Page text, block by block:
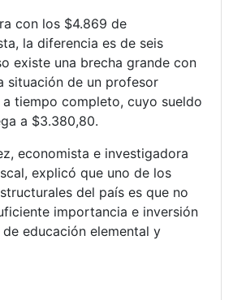
con los $4.869 de
la diferencia es de seis
existe una brecha grande con
situación de un profesor
tiempo completo, cuyo sueldo
a $3.380,80.
economista e investigadora
explicó que uno de los
del país es que no
importancia e inversión
educación elemental y